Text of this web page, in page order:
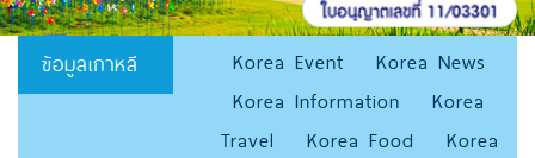
ข้อมูลเกาหลี Korea Event
Korea News
Korea Information
Korea
Travel
Korea Food
Korea